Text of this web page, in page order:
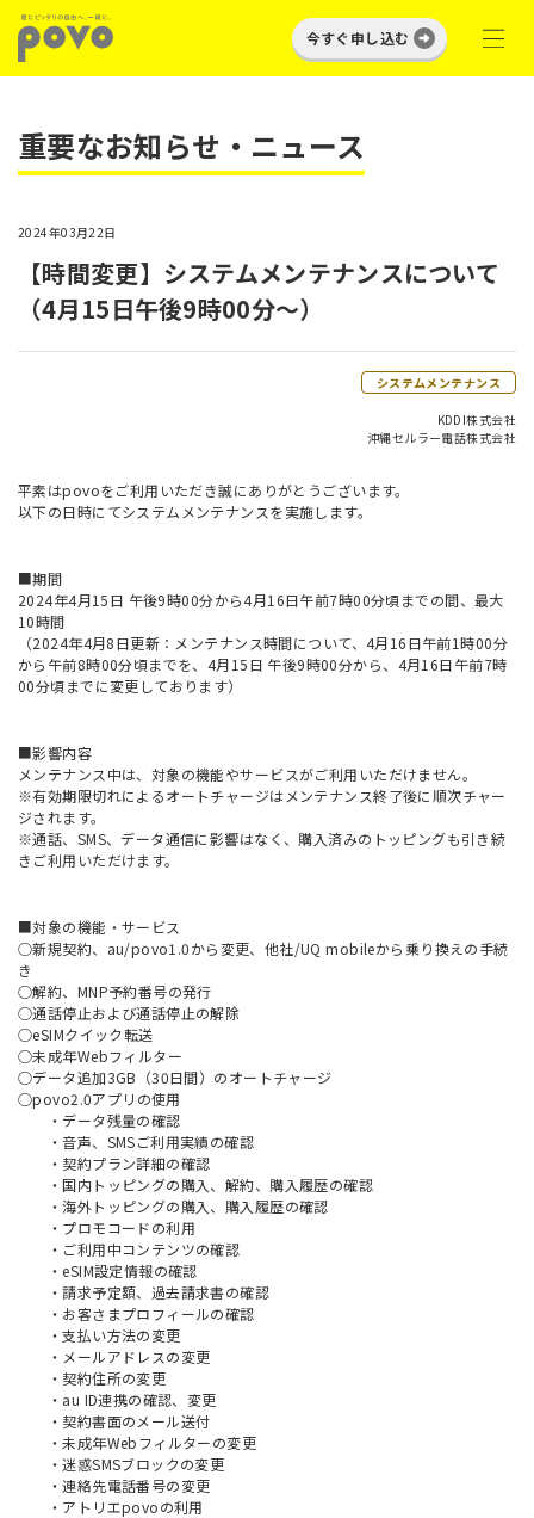
今すぐ申し込む
重要なお知らせ・ニュース
2024年03月22日
【時間変更】システムメンテナンスについて
（4月15日午後9時00分～）
システムメンテナンス
KDDI株式会社
沖縄セルラー電話株式会社
平素はpovoをご利用いただき誠にありがとうございます。
以下の日時にてシステムメンテナンスを実施します。
■期間
2024年4月15日 午後9時00分から4月16日午前7時00分頃までの間、最大
10時間
（2024年4月8日更新：メンテナンス時間について、4月16日午前1時00分
から午前8時00分頃までを、4月15日 午後9時00分から、4月16日午前7時
00分頃までに変更しております）
■影響内容
メンテナンス中は、対象の機能やサービスがご利用いただけません。
※有効期限切れによるオートチャージはメンテナンス終了後に順次チャー
ジされます。
※通話、SMS、データ通信に影響はなく、購入済みのトッピングも引き続
きご利用いただけます。
■対象の機能・サービス
○新規契約、au/povo1.0から変更、他社/UQ mobileから乗り換えの手続
き
○解約、MNP予約番号の発行
○通話停止および通話停止の解除
○eSIMクイック転送
○未成年Webフィルター
○データ追加3GB（30日間）のオートチャージ
○povo2.0アプリの使用
・データ残量の確認
・音声、SMSご利用実績の確認
・契約プラン詳細の確認
・国内トッピングの購入、解約、購入履歴の確認
・海外トッピングの購入、購入履歴の確認
・プロモコードの利用
・ご利用中コンテンツの確認
・eSIM設定情報の確認
・請求予定額、過去請求書の確認
・お客さまプロフィールの確認
・支払い方法の変更
・メールアドレスの変更
・契約住所の変更
・au ID連携の確認、変更
・契約書面のメール送付
・未成年Webフィルターの変更
・迷惑SMSブロックの変更
・連絡先電話番号の変更
・アトリエpovoの利用